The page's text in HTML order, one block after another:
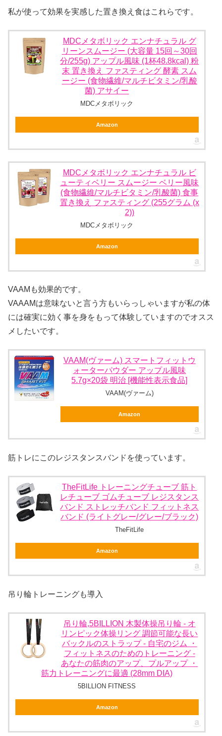
私が使って効果を実感した置き換え食はこれらです。
MDCメタボリック エンナチュラル グ
リーンスムージー (大容量 15回～30回
分/255g) アップル風味 (1杯48.8kcal) 粉
末 置き換え ファスティング 酵素 スム
ージー (食物繊維/マルチビタミン/乳酸
菌) アサイー
MDCメタボリック
Amazon
MDCメタボリック エンナチュラル ビ
ューティベリー スムージー ベリー風味
(食物繊維/マルチビタミン/乳酸菌) 食事
置き換え ファスティング (255グラム (x
2))
MDCメタボリック
Amazon
VAAMも効果的です。
VAAAMは意味ないと言う方もいらっしゃいますが私の体
には確実に効く事を身をもって体験していますのでオスス
メしたいです。
VAAM(ヴァーム) スマートフィットウ
ォーターパウダー アップル風味
5.7g×20袋 明治 [機能性表示食品]
VAAM(ヴァーム)
Amazon
筋トレにこのレジスタンスバンドを使っています。
TheFitLife トレーニングチューブ 筋ト
レチューブ ゴムチューブ レジスタンス
バンド ストレッチバンド フィットネス
バンド (ライトグレー/グレー/ブラック)
TheFitLife
Amazon
吊り輪トレーニングも導入
吊り輪,5BILLION 木製体操吊り輪 - オ
リンピック体操リング 調節可能な長い
バックルのストラップ - 自宅のジム ・
フィットネスのためのトレーニング -
あなたの筋肉のアップ、プルアップ ・
筋力トレーニングに最適 (28mm DIA)
5BILLION FITNESS
Amazon